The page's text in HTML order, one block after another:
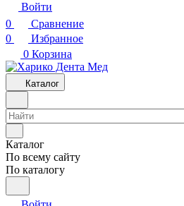
Войти
0
Сравнение
0
Избранное
0 Корзина
Каталог
Каталог
По всему сайту
По каталогу